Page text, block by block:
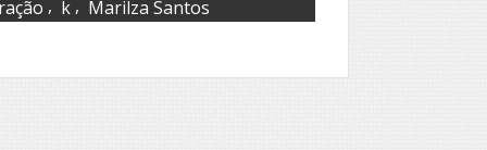
, k , Marilza Santos